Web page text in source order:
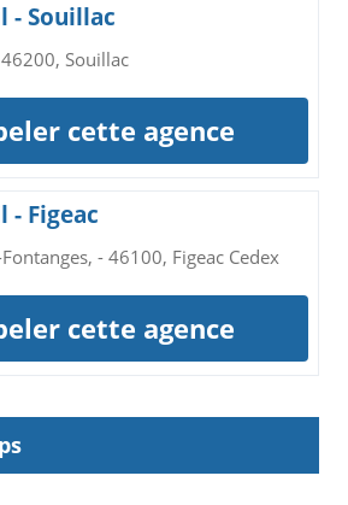
- Souillac
Souillac
cette agence
- Figeac
- 46100, Figeac Cedex
cette agence